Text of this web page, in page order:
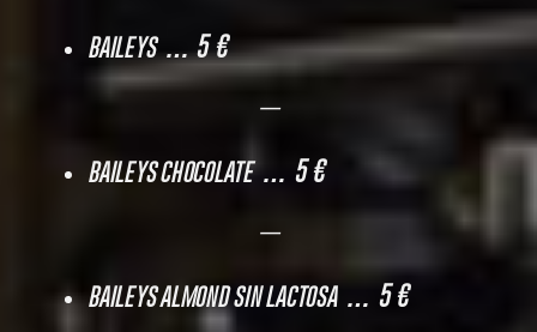
BAILEYS … 5 €
—
BAILEYS CHOCOLATE… 5 €
—
BAILEYS ALMOND SIN LACTOSA … 5 €